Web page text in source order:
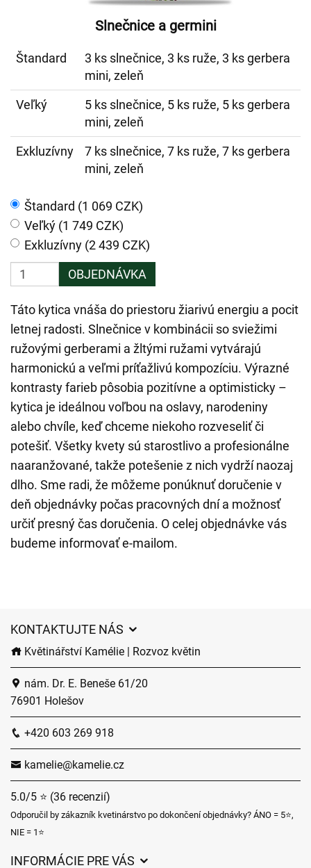
Slnečnice a germini
Štandard
3 ks slnečnice, 3 ks ruže, 3 ks gerbera
mini, zeleň
Veľký
5 ks slnečnice, 5 ks ruže, 5 ks gerbera
mini, zeleň
Exkluzívny
7 ks slnečnice, 7 ks ruže, 7 ks gerbera
mini, zeleň
Štandard (1 069 CZK)
Veľký (1 749 CZK)
Exkluzívny (2 439 CZK)
OBJEDNÁVKA
Táto kytica vnáša do priestoru žiarivú energiu a pocit
letnej radosti. Slnečnice v kombinácii so sviežimi
ružovými gerberami a žltými ružami vytvárajú
harmonickú a veľmi príťažlivú kompozíciu. Výrazné
kontrasty farieb pôsobia pozitívne a optimisticky –
kytica je ideálnou voľbou na oslavy, narodeniny
alebo chvíle, keď chceme niekoho rozveseliť či
potešiť. Všetky kvety sú starostlivo a profesionálne
naaranžované, takže potešenie z nich vydrží naozaj
dlho. Sme radi, že môžeme ponúknuť doručenie v
deň objednávky počas pracovných dní a možnosť
určiť presný čas doručenia. O celej objednávke vás
budeme informovať e-mailom.
KONTAKTUJTE NÁS
Květinářství Kamélie | Rozvoz květin
nám. Dr. E. Beneše 61/20
76901 Holešov
+420 603 269 918
kamelie@kamelie.cz
5.0/5 ⭐ (36 recenzií)
Odporučil by zákazník kvetinárstvo po dokončení objednávky? ÁNO = 5⭐,
NIE = 1⭐
INFORMÁCIE PRE VÁS